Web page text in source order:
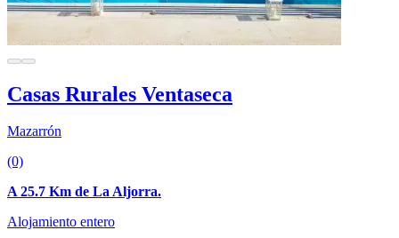
Casas Rurales Ventaseca
Mazarrón
(0)
A 25.7 Km de La Aljorra.
Alojamiento entero